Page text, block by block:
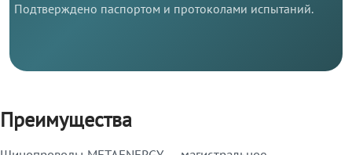
Подтверждено паспортом и протоколами испытаний.
Преимущества